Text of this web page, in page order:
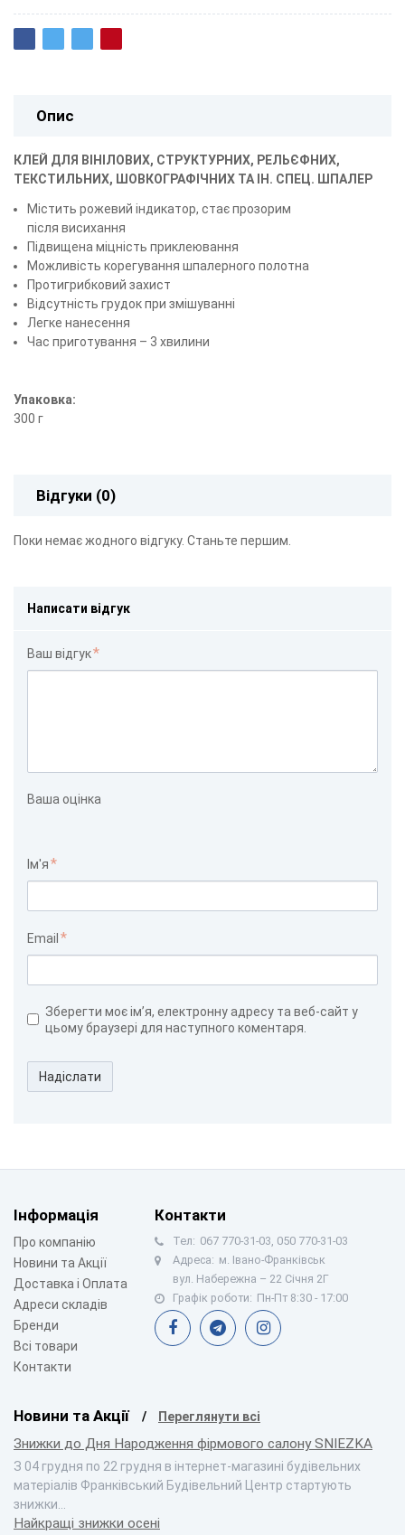
Опис
КЛЕЙ ДЛЯ ВІНІЛОВИХ, СТРУКТУРНИХ, РЕЛЬЄФНИХ,
ТЕКСТИЛЬНИХ, ШОВКОГРАФІЧНИХ ТА ІН. СПЕЦ. ШПАЛЕР
Містить рожевий індикатор, стає прозорим
після висихання
Підвищена міцність приклеювання
Можливість корегування шпалерного полотна
Протигрибковий захист
Відсутність грудок при змішуванні
Легке нанесення
Час приготування – 3 хвилини
Упаковка:
300 г
Відгуки (0)
Поки немає жодного відгуку. Станьте першим.
Написати відгук
Ваш відгук
Ваша оцінка
Ім'я
Email
Зберегти моє ім’я, електронну адресу та веб-сайт у
цьому браузері для наступного коментаря.
Надіслати
Інформація
Про компанію
Новини та Акції
Доставка і Оплата
Адреси складів
Бренди
Всі товари
Контакти
Контакти
Тел: 067 770-31-03, 050 770-31-03
Адреса: м. Івано-Франківськ
вул. Набережна – 22 Січня 2Г
Графік роботи: Пн-Пт 8:30 - 17:00
Новини та Акції Переглянути всі
Знижки до Дня Народження фірмового салону SNIEZKA
З 04 грудня по 22 грудня в інтернет-магазині будівельних
матеріалів Франківський Будівельний Центр стартують
знижки…
Найкращі знижки осені